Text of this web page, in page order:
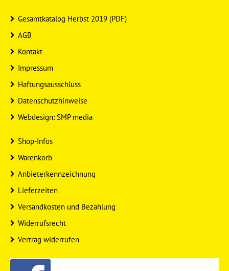
Gesamtkatalog Herbst 2019 (PDF)
AGB
Kontakt
Impressum
Haftungsausschluss
Datenschutzhinweise
Webdesign: SMP media
Shop-Infos
Warenkorb
Anbieterkennzeichnung
Lieferzeiten
Versandkosten und Bezahlung
Widerrufsrecht
Vertrag widerrufen